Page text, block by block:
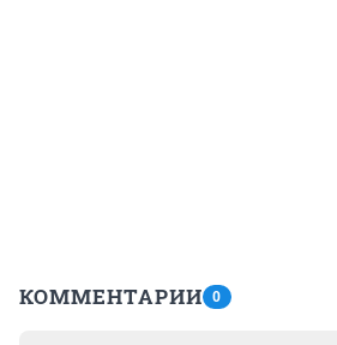
КОММЕНТАРИИ 0